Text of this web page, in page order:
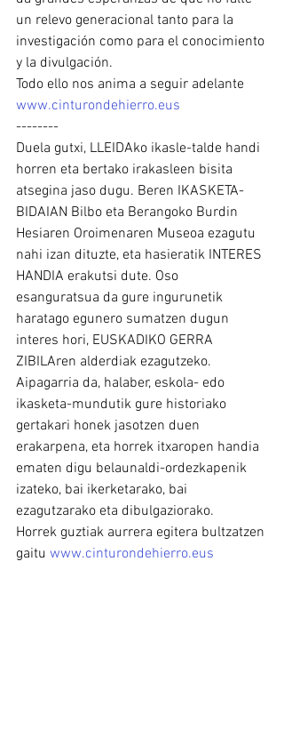
un relevo generacional tanto para la
investigación como para el conocimiento
y la divulgación.
Todo ello nos anima a seguir adelante
www.cinturondehierro.eus
--------
Duela gutxi, LLEIDAko ikasle-talde handi
horren eta bertako irakasleen bisita
atsegina jaso dugu. Beren IKASKETA-
BIDAIAN Bilbo eta Berangoko Burdin
Hesiaren Oroimenaren Museoa ezagutu
nahi izan dituzte, eta hasieratik INTERES
HANDIA erakutsi dute. Oso
esanguratsua da gure ingurunetik
haratago egunero sumatzen dugun
interes hori, EUSKADIKO GERRA
ZIBILAren alderdiak ezagutzeko.
Aipagarria da, halaber, eskola- edo
ikasketa-mundutik gure historiako
gertakari honek jasotzen duen
erakarpena, eta horrek itxaropen handia
ematen digu belaunaldi-ordezkapenik
izateko, bai ikerketarako, bai
ezagutzarako eta dibulgaziorako.
Horrek guztiak aurrera egitera bultzatzen
gaitu www.cinturondehierro.eus